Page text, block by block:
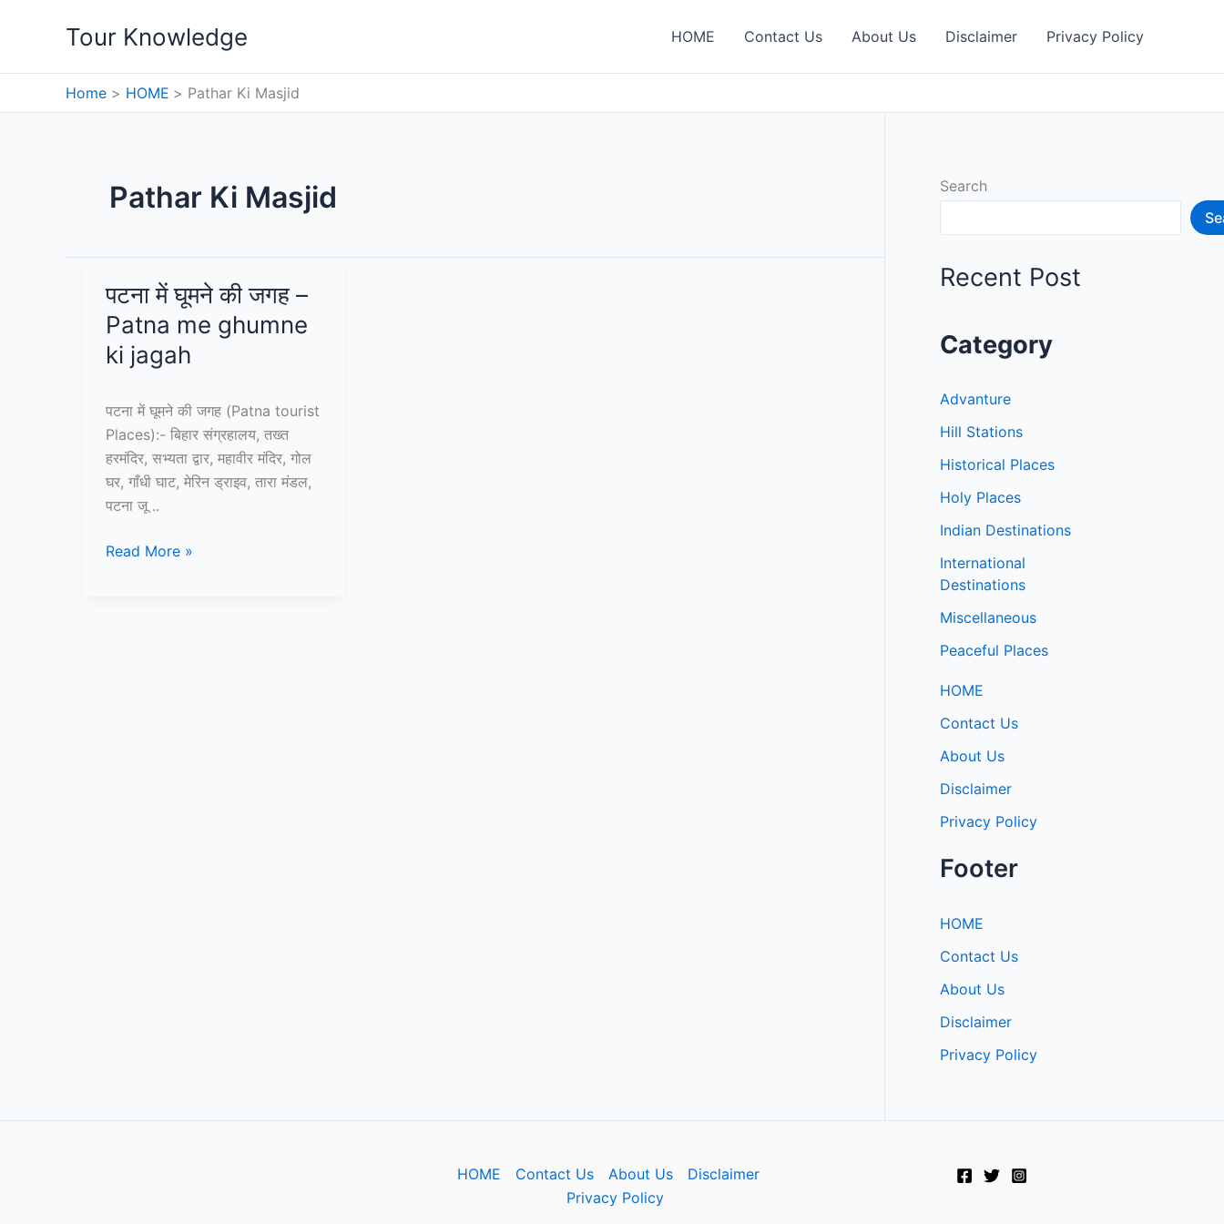
Tour Knowledge HOME Contact Us About Us Disclaimer Privacy Policy
Home HOME Pathar Ki Masjid
Pathar Ki Masjid
पटना में घूमने की जगह –
Patna me ghumne
ki jagah
पटना में घूमने की जगह (Patna tourist
Places):- बिहार संग्रहालय, तख्त
हरमंदिर, सभ्यता द्वार, महावीर मंदिर, गोल
घर, गाँधी घाट, मेरिन ड्राइव, तारा मंडल,
पटना जू ..
पटना
Read More »
Search
Recent Post
Category
Advanture
Hill Stations
Historical Places
Holy Places
Indian Destinations
International
Destinations
Miscellaneous
Peaceful Places
HOME
Contact Us
About Us
Disclaimer
Privacy Policy
Footer
HOME
Contact Us
About Us
Disclaimer
Privacy Policy
HOME Contact Us About Us
Disclaimer
Privacy Policy